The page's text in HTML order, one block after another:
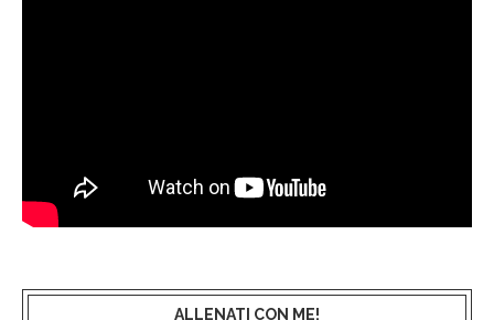
ALLENATI CON ME!